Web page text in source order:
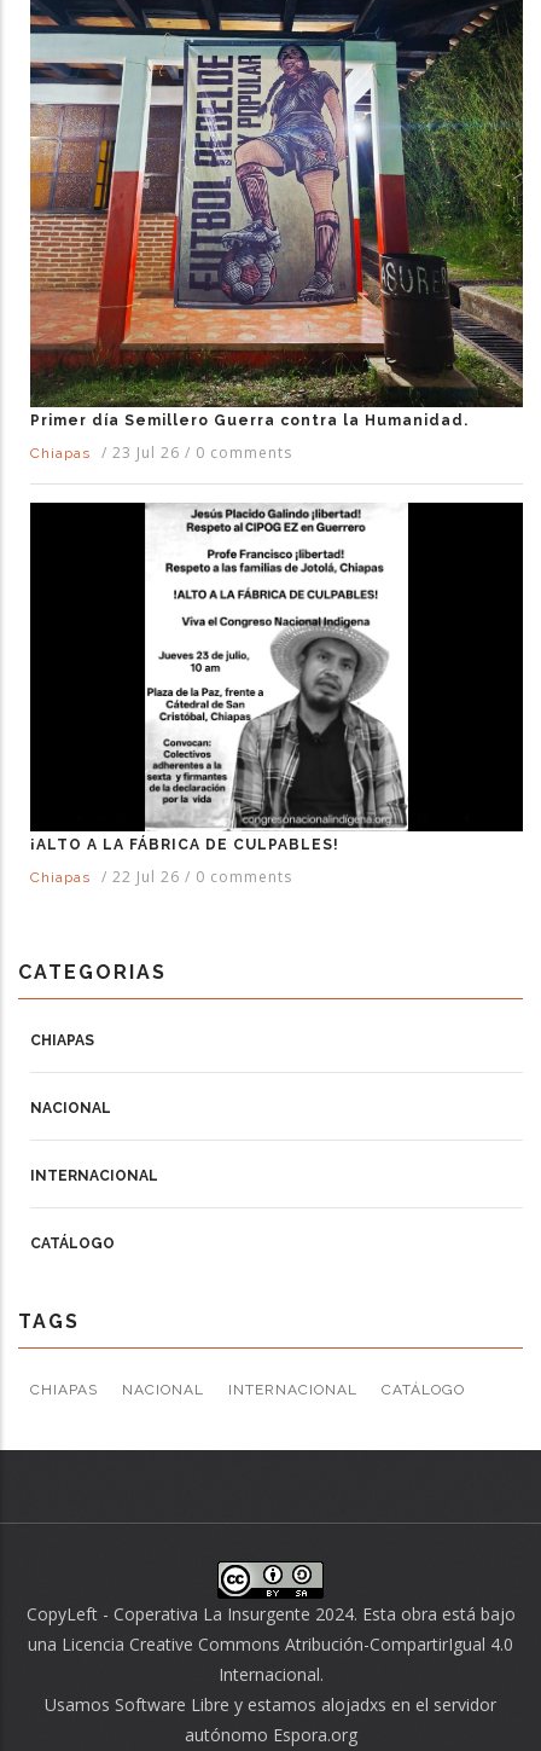
Primer día Semillero Guerra contra la Humanidad.
Chiapas
/ 23 Jul 26 / 0 comments
¡ALTO A LA FÁBRICA DE CULPABLES!
Chiapas
/ 22 Jul 26 / 0 comments
CATEGORIAS
CHIAPAS
NACIONAL
INTERNACIONAL
CATÁLOGO
TAGS
CHIAPAS NACIONAL INTERNACIONAL CATÁLOGO
CopyLeft - Coperativa La Insurgente 2024. Esta obra está bajo
una Licencia Creative Commons Atribución-CompartirIgual 4.0
Internacional.
Usamos Software Libre y estamos alojadxs en el servidor
autónomo Espora.org